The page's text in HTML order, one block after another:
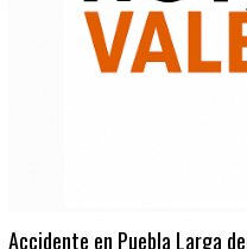
Accidente en Puebla Larga